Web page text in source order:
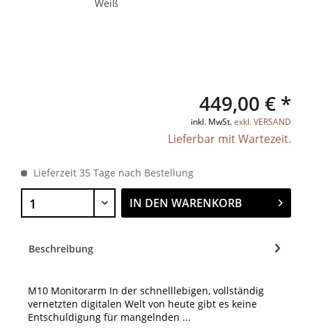
Weiß
449,00 € *
inkl. MwSt.exkl. VERSAND
Lieferbar mit Wartezeit.
Lieferzeit 35 Tage nach Bestellung
IN DEN WARENKORB
Beschreibung
M10 Monitorarm In der schnelllebigen, vollständig
vernetzten digitalen Welt von heute gibt es keine
Entschuldigung für mangelnden ...